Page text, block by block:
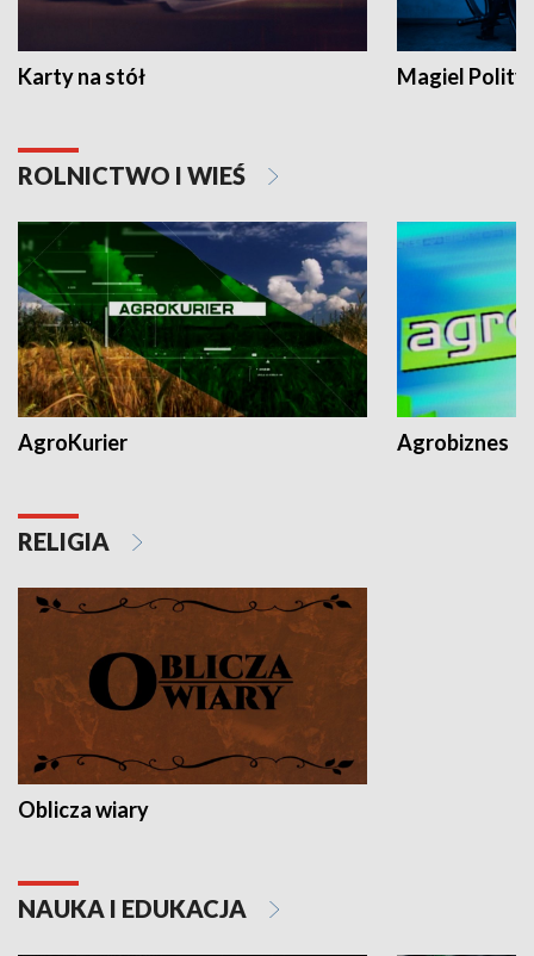
Karty na stół Magiel
ROLNICTWO I WIEŚ
AgroKurier Agrobiznes
RELIGIA
Oblicza wiary
NAUKA I EDUKACJA